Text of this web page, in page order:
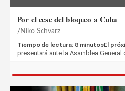
Por el cese del bloqueo a Cuba
Niko Schvarz
Tiempo de lectura: 8 minutosEl
presentará ante la Asamblea General